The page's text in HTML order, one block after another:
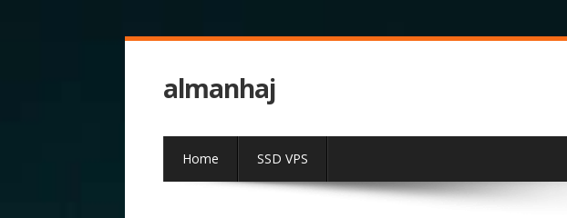
almanhaj
Home SSD VPS